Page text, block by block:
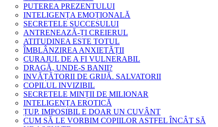
PUTEREA PREZENTULUI
INTELIGENȚA EMOȚIONALĂ
SECRETELE SUCCESULUI
ANTRENEAZĂ-ȚI CREIERUL
ATITUDINEA ESTE TOTUL
ÎMBLÂNZIREA ANXIETĂȚII
CURAJUL DE A FI VULNERABIL
DRAGĂ, UNDE-S BANII?
INVĂȚĂTORII DE GRIJĂ. SALVATORII
COPILUL INVIZIBIL
SECRETELE MINȚII DE MILIONAR
INTELIGENȚA EROTICĂ
ȚUP. IMPOSIBIL E DOAR UN CUVÂNT
CUM SĂ LE VORBIM COPIILOR ASTFEL ÎNCÂT SĂ